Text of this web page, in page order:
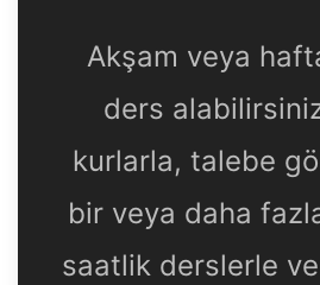
Akşam veya
ders
kurlarla, talebe
bir veya daha
saatlik derslerle